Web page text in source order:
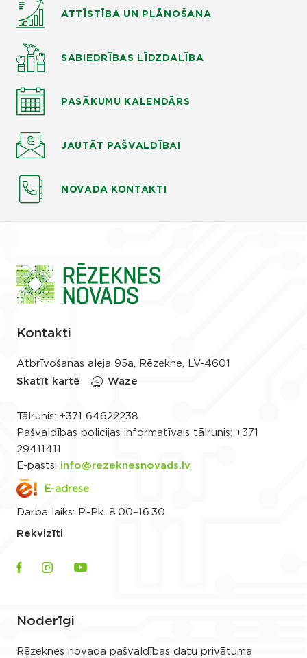
ATTĪSTĪBA UN PLĀNOŠANA
SABIEDRĪBAS LĪDZDALĪBA
PASĀKUMU KALENDĀRS
JAUTĀT PAŠVALDĪBAI
NOVADA KONTAKTI
Kontakti
Atbrīvošanas aleja 95a, Rēzekne, LV-4601
Skatīt kartē
Waze
Tālrunis: +371 64622238
Pašvaldības policijas informatīvais tālrunis: +371
29411411
E-pasts: info@rezeknesnovads.lv
E-adrese
Darba laiks: P.-Pk. 8.00–16.30
Rekvizīti
Noderīgi
Rēzeknes novada pašvaldības datu privātuma